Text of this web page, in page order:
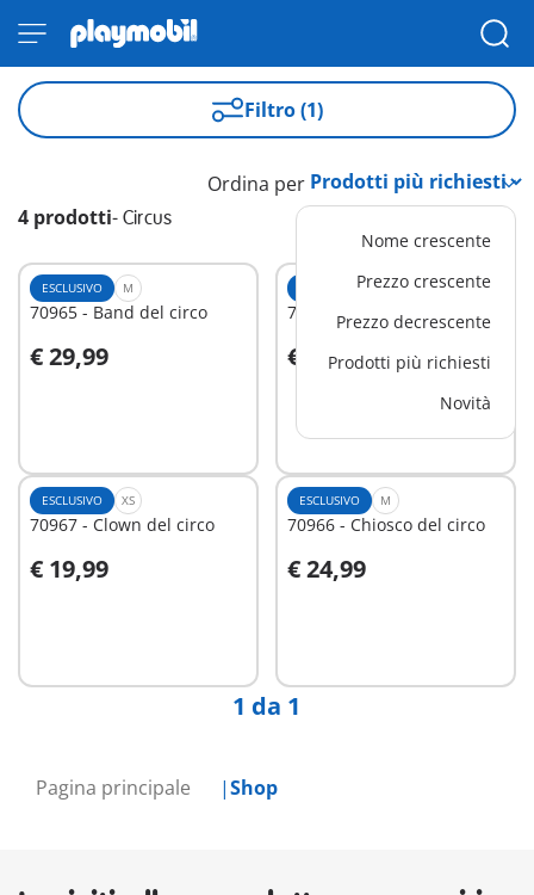
Pagina principale Shop
Filtro (1)
4 prodotti- Circus
Ordina per
Nome crescente
Prezzo crescente
Prezzo decrescente
Prodotti più richiesti
Novità
ESCLUSIVO M
70965 - Band del circo
€ 29,99
Aggiungi al carrello
ESCLUSIVO S
70969 - Mago del circo
€ 17,99
Aggiungi al carrello
ESCLUSIVO XS
70967 - Clown del circo
€ 19,99
Aggiungi al carrello
ESCLUSIVO M
70966 - Chiosco del circo
€ 24,99
Aggiungi al carrello
1 da 1